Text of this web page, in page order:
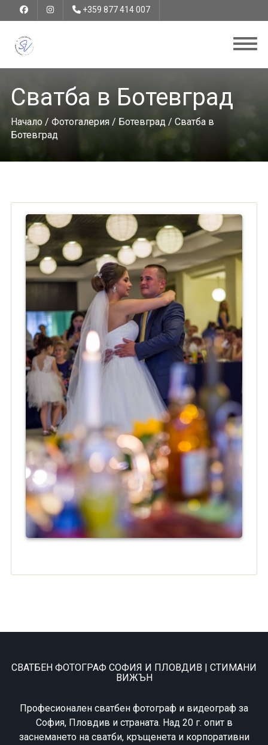
+359 877 414 007
Сватба в Ботевград
Начало/ Фотогалерия/ Ботевград/ Сватба в
Ботевград
СВАТБЕН ФОТОГРАФ СОФИЯ И ПЛОВДИВ | СТИМАНИ
ВИЖЪН
Професионален сватбен фотограф и видеограф за
София, Пловдив и страната. Над 20 г. опит в
заснемането на сватби, кръщенета и корпоративни